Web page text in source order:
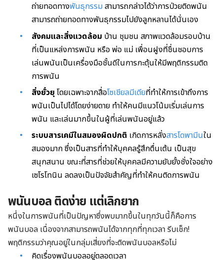
ถ่ายทอดทางพันธุกรรม สามารถกล่าวได้ว่าการป่วยติดพนัน
สามารถถ่ายทอดทางพันธุกรรมไปยังลูกหลานได้นั่นเอง
สังคมและสิ่งแวดล้อม บ้าน ชุมชน สภาพแวดล้อมรอบบ้าน
ที่เป็นแหล่งการพนัน หรือ พ่อ แม่ เพื่อนฝูงที่ชื่นชอบการ
เล่นพนันเป็นเครื่องมือชั้นดีในการกะตุ้นให้มีพฤติกรรมติด
การพนัน
สิ่งยั่วยุโดยเฉพาะจากสื่อโซเชียลมีเดียที่ทำให้การเข้าถึงการ
พนันเป็นไปได้โดยง่ายดาย ทำให้คนมีแนวโน้มเริ่มเล่นการ
พนัน และเล่นมากขึ้นในผู้ที่เล่นพนันอยู่แล้ว
ระบบสารเคมีในสมองผิดปกติ เกิดการหลั่งสารโดพามีนใน
สมองมาก ซึ่งเป็นสารที่ทำให้บุคคลรู้สึกตื่นเต้น เป็นสุข
สนุกสนาน ขณะที่สารที่ช่วยให้บุคคลมีความยับยั้งชั่งใจอย่าง
เซโรโทนิน ลดลงเป็นปัจจัยสำคัญที่ทำให้คนติดการพนัน
พนันบอล ติดง่าย แต่เลิกยาก
หนึ่งในการพนันที่เป็นปัญหาซึ่งพบมากขึ้นในทุกวันนี้ก็คือการ
พนันบอล เนื่องจากสามารถพนันได้จากทุกที่ทุกเวลา รีบเช็ก!
พฤติกรรมว่าคุณอยู่ในกลุ่มเสี่ยงที่จะติดพนันบอลหรือไม่
คิดเรื่องพนันบอลอยู่ตลอดเวลา